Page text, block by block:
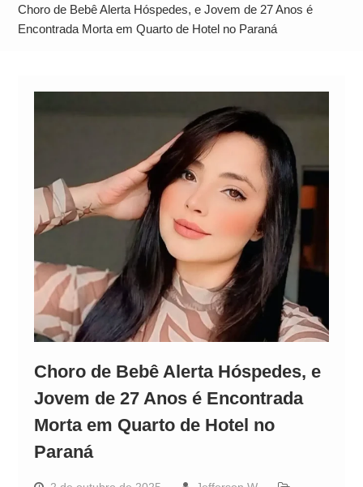
Operação Ágio: Ação policial na Bahia prende 14
suspeitos e mira rede ligada a ‘Zói de Gato’, do
Choro de Bebê Alerta Hóspedes, e Jovem de 27 Anos é
Encontrada Morta em Quarto de Hotel no Paraná
Choro de Bebê Alerta Hóspedes, e
Jovem de 27 Anos é Encontrada
Morta em Quarto de Hotel no
Paraná